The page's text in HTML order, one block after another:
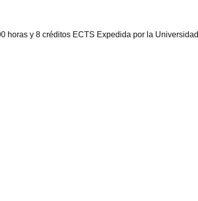
horas y 8 créditos ECTS Expedida por la Universidad